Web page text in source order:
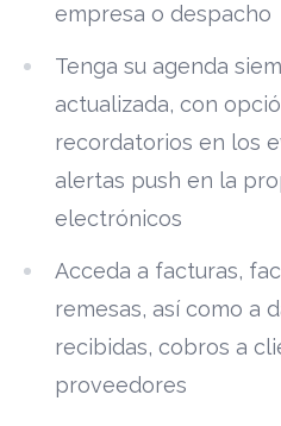
empresa o despacho
Tenga su agenda
actualizada, con
recordatorios en los
alertas push en la
electrónicos
Acceda a facturas,
remesas, así como a
recibidas, cobros a
proveedores